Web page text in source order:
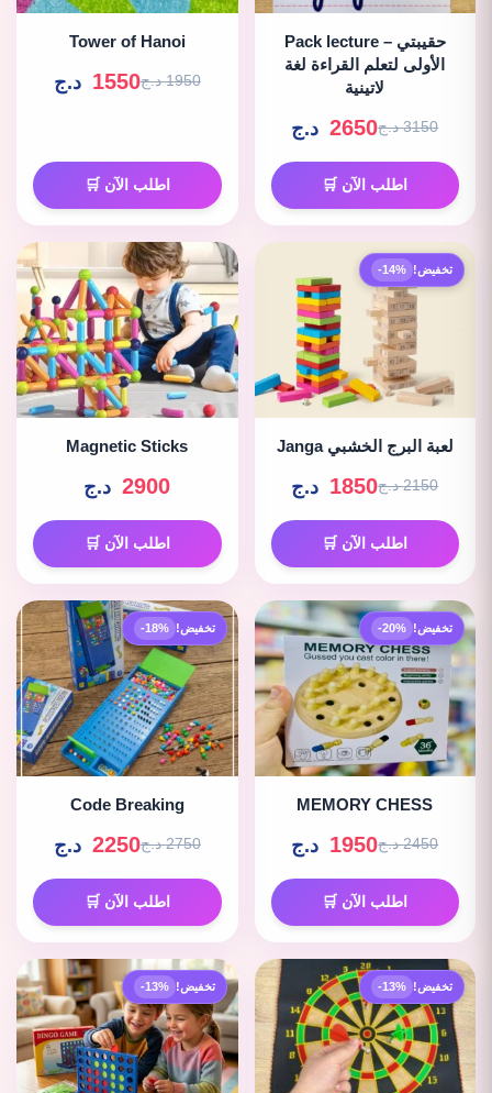
Pack lecture – حقيبتي
الأولى لتعلم القراءة لغة
لاتينية
3150 د.ج 2650 د.ج
اطلب الآن 🛒
Tower of Hanoi
1950 د.ج 1550 د.ج
اطلب الآن 🛒
تخفيض! -14%
لعبة البرج الخشبي Janga
2150 د.ج 1850 د.ج
اطلب الآن 🛒
Magnetic Sticks
2900 د.ج
اطلب الآن 🛒
تخفيض! -20%
MEMORY CHESS
2450 د.ج 1950 د.ج
اطلب الآن 🛒
تخفيض! -18%
Code Breaking
2750 د.ج 2250 د.ج
اطلب الآن 🛒
تخفيض! -13% تخفيض! -13%